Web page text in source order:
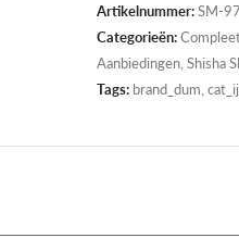
Artikelnummer:SM-
Categorieën:
Aanbiedingen Shisha
Tags: brand_dum,